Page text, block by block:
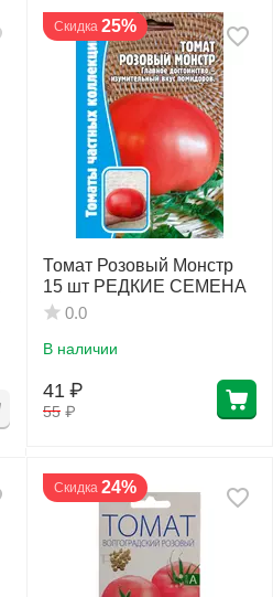
Скидка 25%
Томат Розовый Монстр
15 шт РЕДКИЕ СЕМЕНА
0.0
В наличии
55 ₽
41 ₽
Скидка 24%